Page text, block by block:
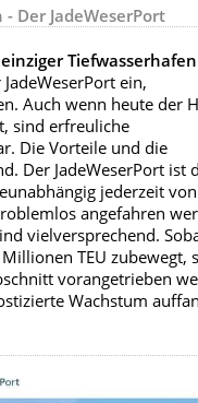
Der JadeWeserPort
Tiefwasserhafen
ein,
Auch wenn heute der
sind erfreuliche
Die Vorteile und die
Der JadeWeserPort ist
jederzeit
angefahren
vielversprechend.
TEU zubewegt,
vorangetrieben
Wachstum